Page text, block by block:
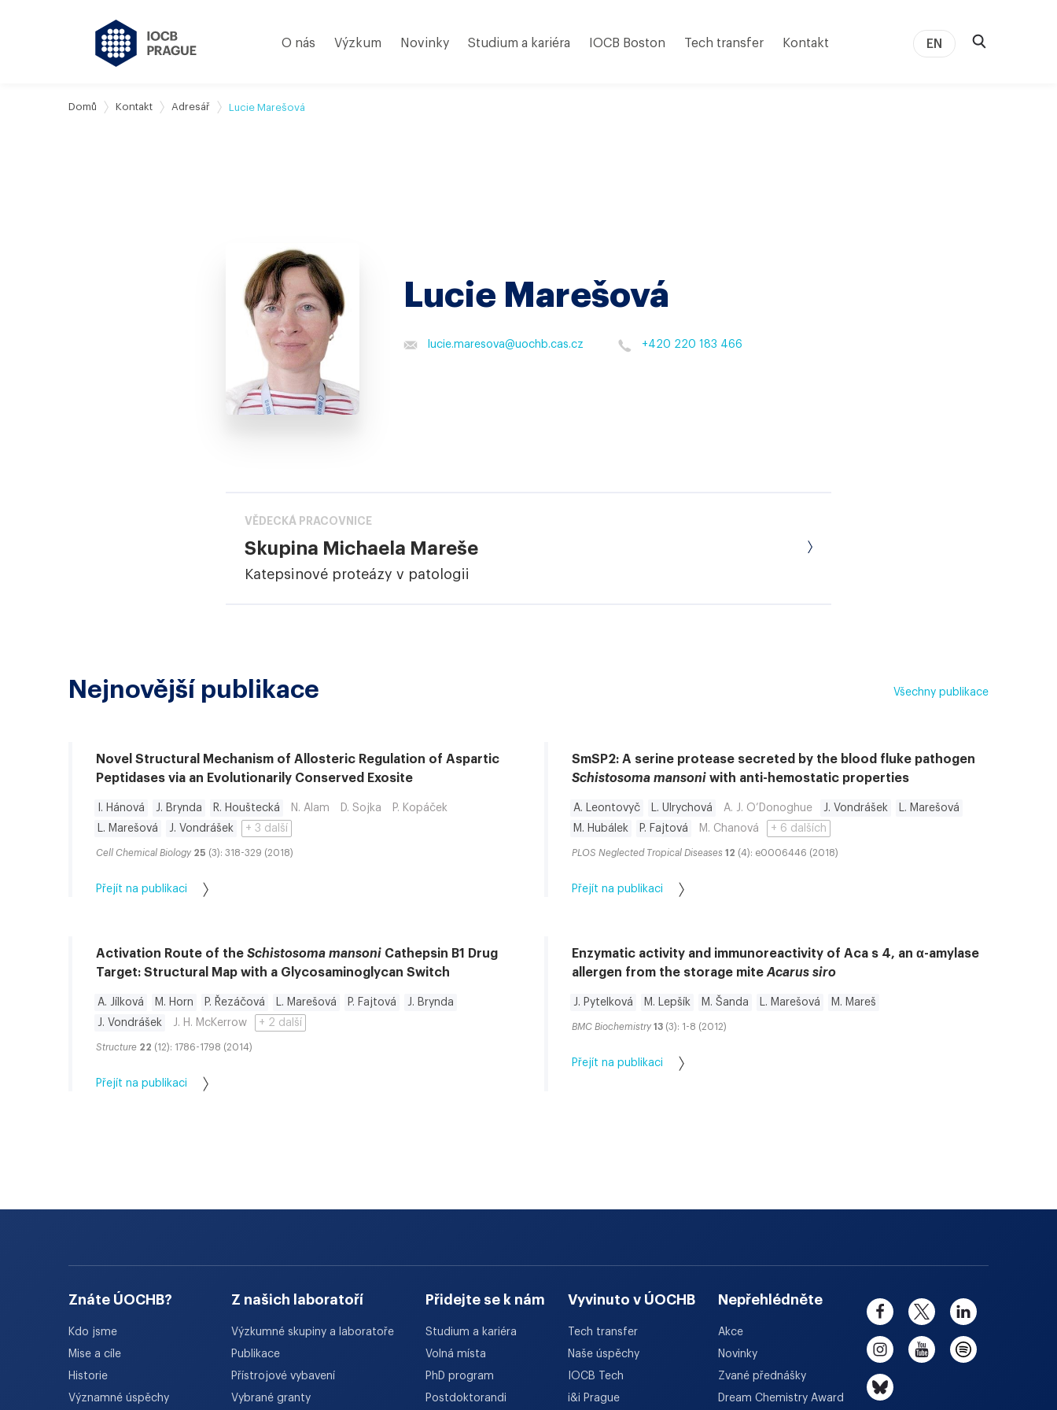
O nás Výzkum Novinky Studium a kariéra IOCB Boston Tech transfer Kontakt EN
Domů Kontakt Adresář Lucie Marešová
Lucie Marešová
lucie.maresova@uochb.cas.cz +420 220 183 466
VĚDECKÁ PRACOVNICE
Skupina Michaela Mareše
Katepsinové proteázy v patologii
Všechny publikace
Nejnovější publikace
Novel Structural Mechanism of Allosteric Regulation of Aspartic
Peptidases via an Evolutionarily Conserved Exosite
I. Hánová J. Brynda R. Houštecká N. Alam D. Sojka
P. Kopáček
L. Marešová
J. Vondrášek + 3 další
Cell Chemical Biology 25 (3): 318-329 (2018)
Přejít na publikaci
SmSP2: A serine protease secreted by the blood fluke pathogen
Schistosoma mansoni with anti-hemostatic properties
A. Leontovyč L. Ulrychová A. J. O’Donoghue J. Vondrášek
L. Marešová
M. Hubálek
P. Fajtová M. Chanová + 6 dalších
PLOS Neglected Tropical Diseases 12 (4): e0006446 (2018)
Přejít na publikaci
Activation Route of the Schistosoma mansoni Cathepsin B1 Drug
Target: Structural Map with a Glycosaminoglycan Switch
A. Jílková M. Horn P. Řezáčová L. Marešová P. Fajtová
J. Brynda
J. Vondrášek
J. H. McKerrow + 2 další
Structure 22 (12): 1786-1798 (2014)
Přejít na publikaci
Enzymatic activity and immunoreactivity of Aca s 4, an α-amylase
allergen from the storage miteAcarus siro
J. Pytelková M. Lepšík M. Šanda L. Marešová M. Mareš
BMC Biochemistry 13 (3): 1-8 (2012)
Přejít na publikaci
Znáte ÚOCHB?
Kdo jsme
Mise a cíle
Historie
Významné úspěchy
Z našich laboratoří
Výzkumné skupiny a laboratoře
Publikace
Přístrojové vybavení
Vybrané granty
Přidejte se k nám
Studium a kariéra
Volná místa
PhD program
Postdoktorandi
Vyvinuto v ÚOCHB
Tech transfer
Naše úspěchy
IOCB Tech
i&i Prague
Nepřehlédněte
Akce
Novinky
Zvané přednášky
Dream Chemistry Award